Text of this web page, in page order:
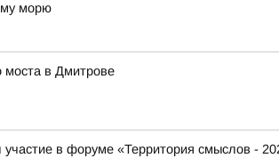
морю
моста в Дмитрове
в форуме «Территория смыслов -